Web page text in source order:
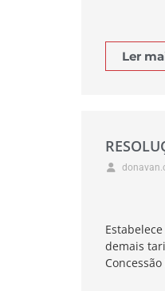
Ler
demais